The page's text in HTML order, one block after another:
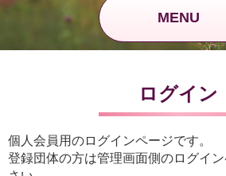
MENU
ログイン
個人会員用のログインページです。
登録団体の方は管理画面側のログイ